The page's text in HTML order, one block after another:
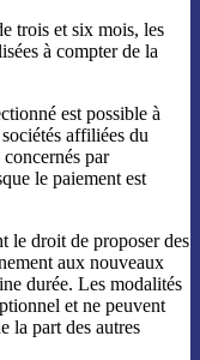
trois et six mois, les
à compter de la
est possible à
affiliées du
par
le paiement est
le droit de proposer des
aux nouveaux
durée. Les modalités
et ne peuvent
la part des autres